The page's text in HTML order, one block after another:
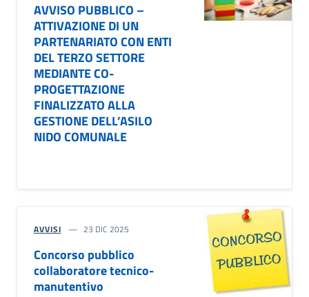
AVVISO PUBBLICO –
ATTIVAZIONE DI UN
PARTENARIATO CON ENTI
DEL TERZO SETTORE
MEDIANTE CO-
PROGETTAZIONE
FINALIZZATO ALLA
GESTIONE DELL’ASILO
NIDO COMUNALE
AVVISI 23 DIC 2025
Concorso pubblico
collaboratore tecnico-
manutentivo